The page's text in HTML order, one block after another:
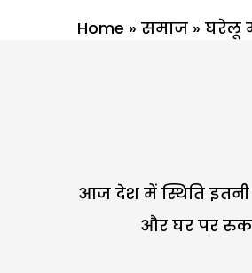
Home » समाज » घरेलू
आज देश में स्थिति
और घर पर